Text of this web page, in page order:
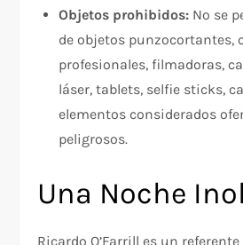
Objetos prohibidos: No se
de objetos punzocortantes,
profesionales, filmadoras,
láser, tablets, selfie sticks,
elementos considerados
peligrosos.
Una Noche
Ricardo O’Farrill es un